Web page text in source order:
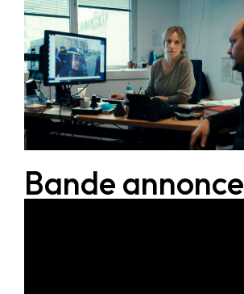
Bande annonce